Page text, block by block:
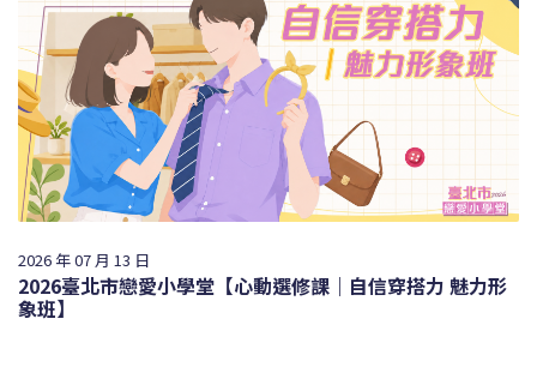
2026 年 07 月 13 日
2026臺北市戀愛小學堂【心動選修課｜自信穿搭力 魅力形
象班】